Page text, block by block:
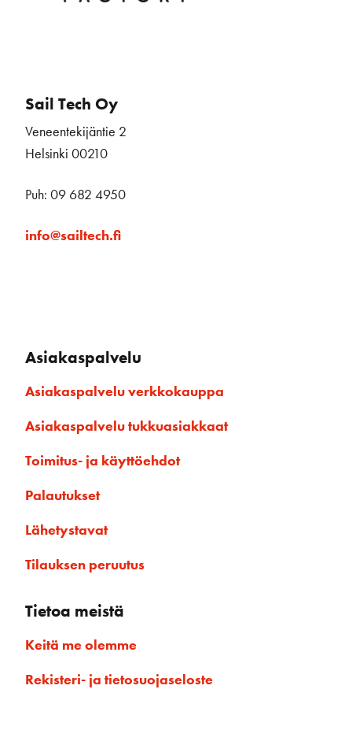
Sail Tech Oy
Veneentekijäntie 2
Helsinki 00210
Puh: 09 682 4950
info@sailtech.fi
Asiakaspalvelu
Asiakaspalvelu verkkokauppa
Asiakaspalvelu tukkuasiakkaat
Toimitus- ja käyttöehdot
Palautukset
Lähetystavat
Tilauksen peruutus
Tietoa meistä
Keitä me olemme
Rekisteri- ja tietosuojaseloste